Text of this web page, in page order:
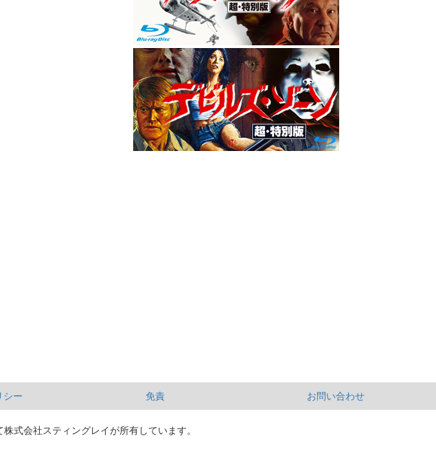
シー 免責 お問い合わせ
式会社スティングレイが所有しています。